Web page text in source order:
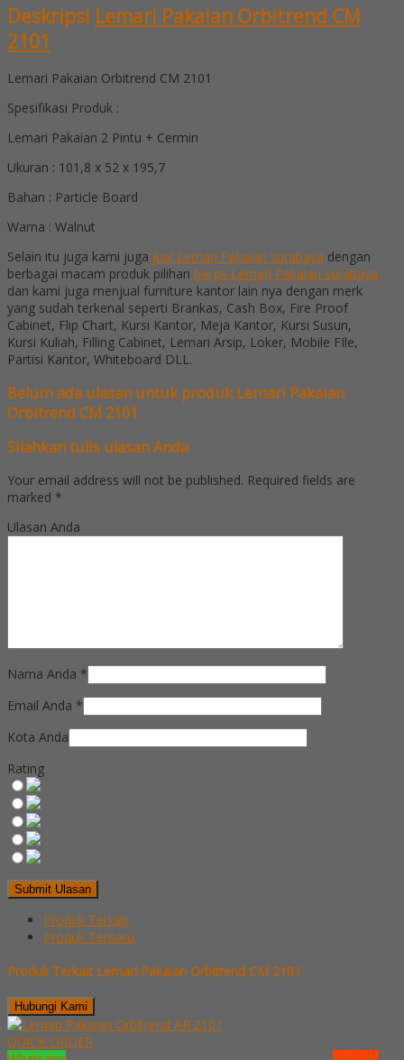
Deskripsi Lemari Pakaian Orbitrend CM
2101
Lemari Pakaian Orbitrend CM 2101
Spesifikasi Produk :
Lemari Pakaian 2 Pintu + Cermin
Ukuran : 101,8 x 52 x 195,7
Bahan : Particle Board
Warna : Walnut
Selain itu juga kami juga jual Lemari Pakaian surabaya dengan
berbagai macam produk pilihan harga Lemari Pakaian surabaya
dan kami juga menjual furniture kantor lain nya dengan merk
yang sudah terkenal seperti Brankas, Cash Box, Fire Proof
Cabinet, Flip Chart, Kursi Kantor, Meja Kantor, Kursi Susun,
Kursi Kuliah, Filling Cabinet, Lemari Arsip, Loker, Mobile FIle,
Partisi Kantor, Whiteboard DLL.
Belum ada ulasan untuk produk Lemari Pakaian
Orbitrend CM 2101
Silahkan tulis ulasan Anda
Your email address will not be published. Required fields are
marked *
Ulasan Anda
Nama Anda *
Email Anda *
Kota Anda
Rating
Produk Terkait
Produk Terbaru
Produk Terkait Lemari Pakaian Orbitrend CM 2101
Hubungi Kami
QUICK ORDER